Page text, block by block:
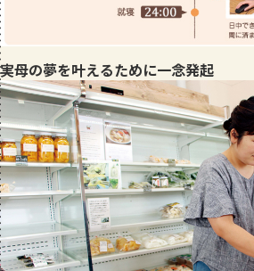
実母の夢を叶えるために一念発起